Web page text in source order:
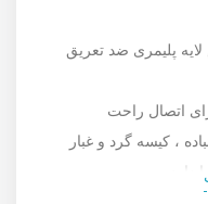
پلیمری ضد تعریق
اتصال راحت
دارد.